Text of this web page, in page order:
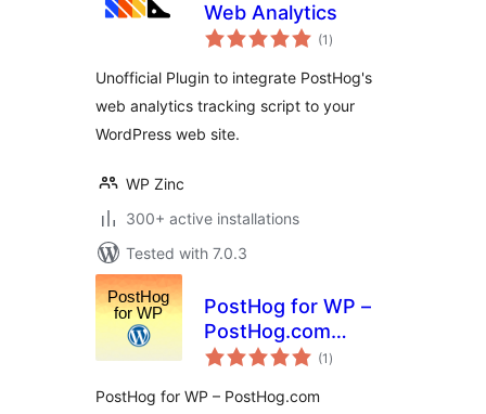
Web Analytics
(1 total
ratings
)
Unofficial Plugin to integrate PostHog's
web analytics tracking script to your
WordPress web site.
WP Zinc
300+ active installations
Tested with 7.0.3
PostHog for WP –
PostHog.com
Integration
(1 total
ratings
)
PostHog for WP – PostHog.com